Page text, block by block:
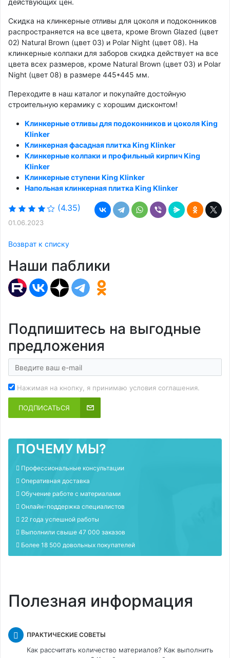
действующих цен.
Скидка на клинкерные отливы для цоколя и подоконников
распространяется на все цвета, кроме Brown Glazed (цвет
02) Natural Brown (цвет 03) и Polar Night (цвет 08). На
клинкерные колпаки для заборов скидка действует на все
цвета всех размеров, кроме Natural Brown (цвет 03) и Polar
Night (цвет 08) в размере 445*445 мм.
Переходите в наш каталог и покупайте достойную
строительную керамику с хорошим дисконтом!
Клинкерные отливы для подоконников и цоколя King
Klinker
Клинкерная фасадная плитка King Klinker
Клинкерные колпаки и профильный кирпич King
Klinker
Клинкерные ступени King Klinker
Напольная клинкерная плитка King Klinker
(4.35)
01.06.2023
Возврат к списку
Наши паблики
Подпишитесь на выгодные
предложения
Нажимая на кнопку, я принимаю условия соглашения.
ПОДПИСАТЬСЯ
ПОЧЕМУ МЫ?
Профессиональные консультации
Оперативная доставка
Обучение работе с материалами
Онлайн-поддержка специалистов
22 года успешной работы
Выполнили свыше 47 000 заказов
Более 18 500 довольных покупателей
Полезная информация
ПРАКТИЧЕСКИЕ СОВЕТЫ
Как рассчитать количество материалов? Как выполнить